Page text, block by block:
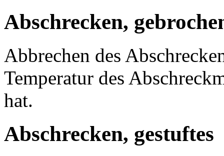
Abschrecken,
Abbrechen des
Temperatur des
hat.
Abschrecken, gestuftes